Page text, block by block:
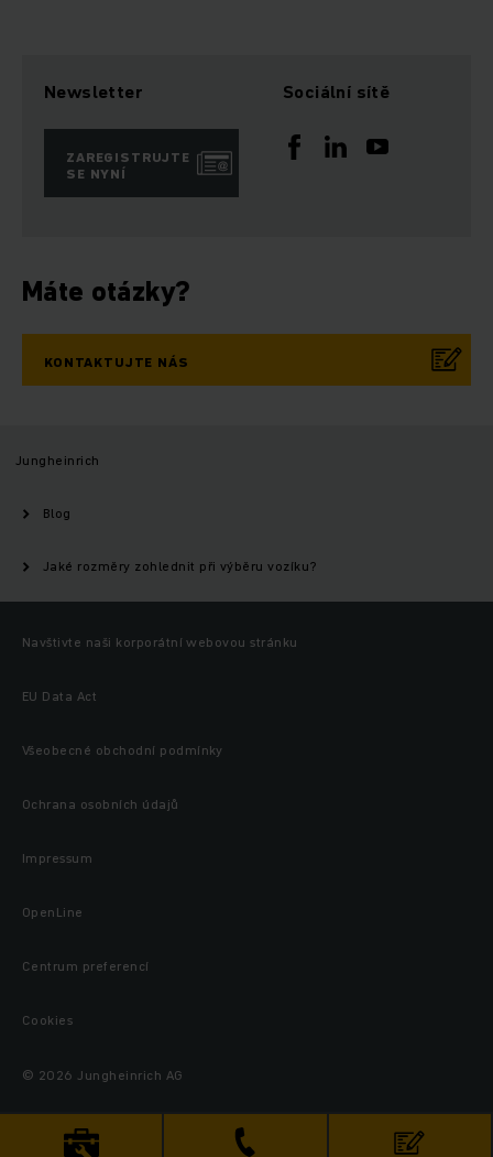
Newsletter
ZAREGISTRUJTE
SE NYNÍ
Sociální sítě
Máte otázky?
KONTAKTUJTE NÁS
Jungheinrich
Blog
Jaké rozměry zohlednit při výběru vozíku?
Navštivte naši korporátní webovou stránku
EU Data Act
Všeobecné obchodní podmínky
Ochrana osobních údajů
Impressum
OpenLine
Centrum preferencí
Cookies
© 2026 Jungheinrich AG